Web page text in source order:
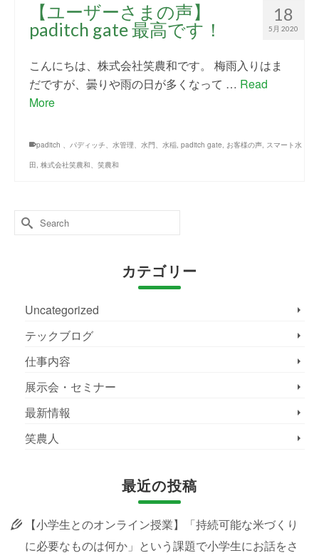
18
5月 2020
【ユーザーさまの声】
paditch gate 最高です！
こんにちは、株式会社笑農和です。 梅雨入りはま
だですが、曇りや雨の日が多くなって … Read
More
paditch 、パディッチ、水管理、水門、水稲, paditch gate, お客様の声, スマート水
田, 株式会社笑農和、笑農和
Search
for:
カテゴリー
Uncategorized
テックブログ
仕事内容
展示会・セミナー
最新情報
笑農人
最近の投稿
【小学生とのオンライン授業】「持続可能な米づくり
に必要なものは何か」という課題で小学生にお話をさ